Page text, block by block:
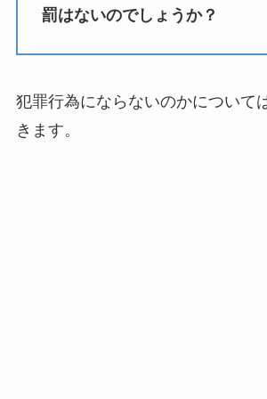
罰はないのでしょうか？
犯罪行為にならないのかについて
きます。